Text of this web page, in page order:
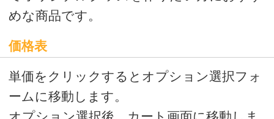
シアン、マゼンタ、イエロー、ブラック
の4色フルカラーに白打ちをする一番ポピ
ュラーなタイプの印刷です。
校正価格表